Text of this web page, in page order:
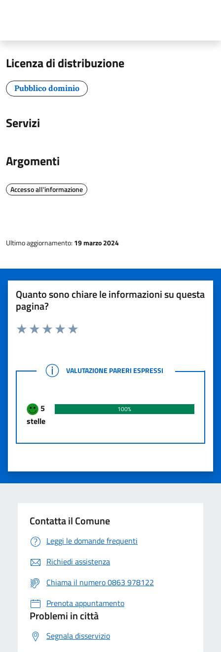
Licenza di distribuzione
Pubblico dominio
Servizi
Argomenti
Accesso all'informazione
Ultimo aggiornamento: 19 marzo 2024
Quanto sono chiare le informazioni su questa
pagina?
Rating:
VALUTAZIONE PARERI ESPRESSI
VALUTAZIONE PARERI ESPRESSI
5
stelle
100%
Contatta il Comune
Leggi le domande frequenti
Richiedi assistenza
Chiama il numero 0863 978122
Prenota appuntamento
Problemi in città
Segnala disservizio